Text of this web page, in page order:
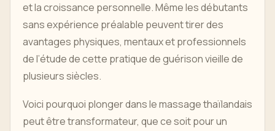
et la croissance personnelle. Même les débutants
sans expérience préalable peuvent tirer des
avantages physiques, mentaux et professionnels
de l’étude de cette pratique de guérison vieille de
plusieurs siècles.
Voici pourquoi plonger dans le massage thaïlandais
peut être transformateur, que ce soit pour un